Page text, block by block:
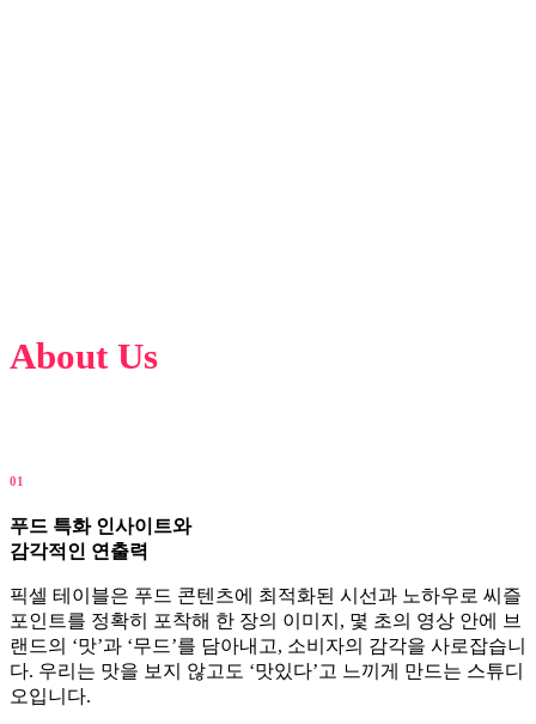
About Us
01
푸드 특화 인사이트와
감각적인 연출력
픽셀 테이블은 푸드 콘텐츠에 최적화된 시선과 노하우로 씨즐
포인트를 정확히 포착해 한 장의 이미지, 몇 초의 영상 안에 브
랜드의 ‘맛’과 ‘무드’를 담아내고, 소비자의 감각을 사로잡습니
다. 우리는 맛을 보지 않고도 ‘맛있다’고 느끼게 만드는 스튜디
오입니다.